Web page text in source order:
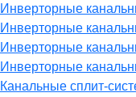
Инверторные
Инверторные
Инверторные
Инверторные
Канальные сплит-